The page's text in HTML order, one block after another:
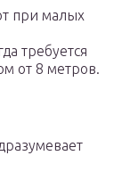
при малых
требуется
от 8 метров.